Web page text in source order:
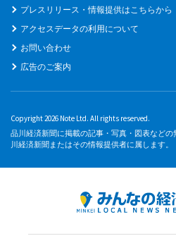
プレスリリース・情報提供はこちらから
アクセスデータの利用について
お問い合わせ
広告のご案内
Copyright 2026 Note Ltd. All rights reserved.
品川経済新聞に掲載の記事・写真・図表など
川経済新聞またはその情報提供者に属します。